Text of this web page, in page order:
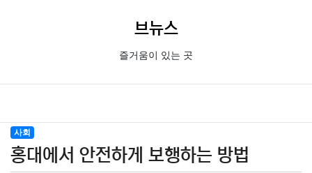
브뉴스
즐거움이 있는 곳
사회
홍대에서 안전하게 보행하는 방법